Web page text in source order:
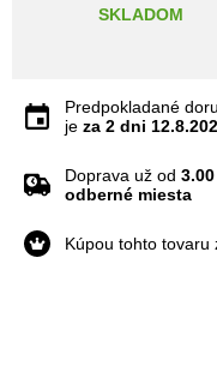
SKLADOM
Predpokladané
je za 2 dni
Doprava už od
odberné miesta
Kúpou tohto tovaru